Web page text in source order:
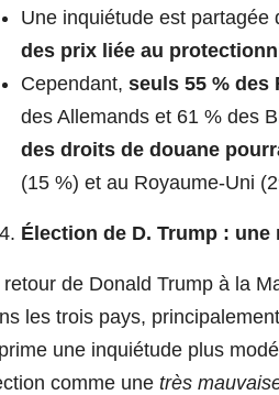
Une inquiétude est
des prix liée au
Cependant, seuls 55 % des
des Allemands et 61 % des
des droits de douane
(15 %) et au Royaume-Uni
Élection de D. Trump :
retour de Donald Trump à la
les trois pays,
une inquiétude plus
comme une très